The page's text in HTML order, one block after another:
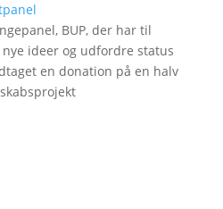
BUP, der har til
ideer og udfordre status
en donation på en halv